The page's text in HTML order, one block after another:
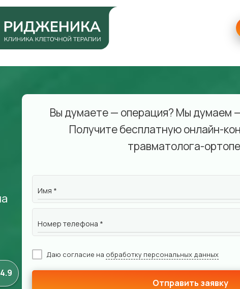
4.9
Вы думаете — операция? Мы думаем
Получите бесплатную онлайн-
травматолога-
Имя *
Номер телефона *
Даю согласие на обработку персональных данных
Отправить заявку